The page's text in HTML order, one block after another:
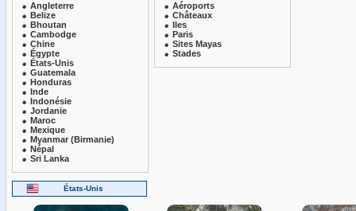
Angleterre
Belize
Bhoutan
Cambodge
Chine
Égypte
États-Unis
Guatemala
Honduras
Inde
Indonésie
Jordanie
Maroc
Mexique
Myanmar (Birmanie)
Népal
Sri Lanka
Aéroports
Châteaux
Iles
Paris
Sites Mayas
Stades
États-Unis